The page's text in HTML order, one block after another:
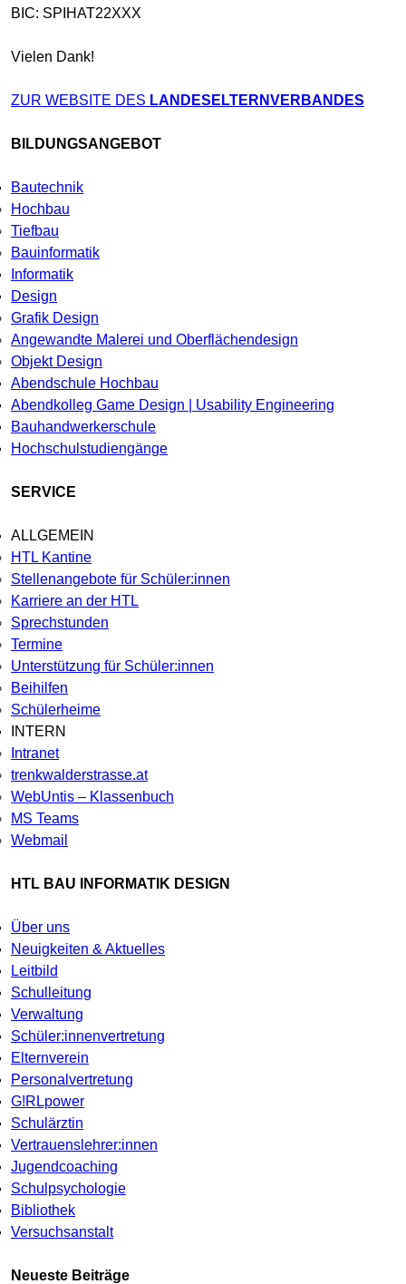
BIC: SPIHAT22XXX
Vielen Dank!
ZUR WEBSITE DES LANDESELTERNVERBANDES
BILDUNGSANGEBOT
Bautechnik
Hochbau
Tiefbau
Bauinformatik
Informatik
Design
Grafik Design
Angewandte Malerei und Oberflächendesign
Objekt Design
Abendschule Hochbau
Abendkolleg Game Design | Usability Engineering
Bauhandwerkerschule
Hochschulstudiengänge
SERVICE
ALLGEMEIN
HTL Kantine
Stellenangebote für Schüler:innen
Karriere an der HTL
Sprechstunden
Termine
Unterstützung für Schüler:innen
Beihilfen
Schülerheime
INTERN
Intranet
trenkwalderstrasse.at
WebUntis – Klassenbuch
MS Teams
Webmail
HTL BAU INFORMATIK DESIGN
Über uns
Neuigkeiten & Aktuelles
Leitbild
Schulleitung
Verwaltung
Schüler:innenvertretung
Elternverein
Personalvertretung
G!RLpower
Schulärztin
Vertrauenslehrer:innen
Jugendcoaching
Schulpsychologie
Bibliothek
Versuchsanstalt
Neueste Beiträge